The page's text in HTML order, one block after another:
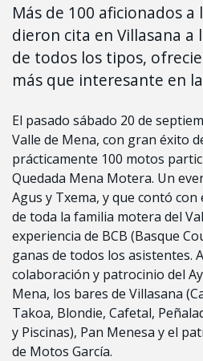
Más de 100 aficionados a
dieron cita en Villasana a
de todos los tipos,
más que interesante en
El pasado sábado 20 de
Valle de Mena, con gran éxito
prácticamente 100 motos
Quedada Mena Motera. Un
Agus y Txema, y que contó
de toda la familia motera del
experiencia de BCB (Basque
ganas de todos los asistentes.
colaboración y patrocinio del
Mena, los bares de Villasana
Takoa, Blondie, Cafetal,
y Piscinas), Pan Menesa y el
de Motos García.